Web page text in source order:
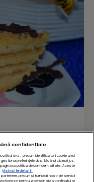
confidențiale
dvs., precum identificatorii cookie unici
preferințele dvs. făcând clic mai jos,
pagina cu politica de confidențialitate. Aceste
Mai multe detalii
precum si furnizorii nostri de servicii
pentru a personaliza continutul si